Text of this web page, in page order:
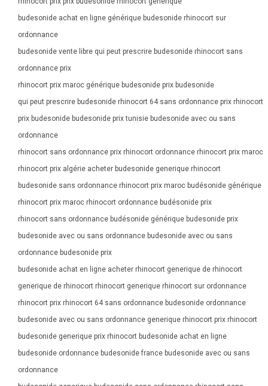
budesonide achat en ligne générique budesonide rhinocort sur
ordonnance
budesonide vente libre qui peut prescrire budesonide rhinocort sans
ordonnance prix
rhinocort prix maroc générique budesonide prix budesonide
qui peut prescrire budesonide rhinocort 64 sans ordonnance prix rhinocort
prix budesonide budesonide prix tunisie budesonide avec ou sans
ordonnance
rhinocort sans ordonnance prix rhinocort ordonnance rhinocort prix maroc
rhinocort prix algérie acheter budesonide generique rhinocort
budesonide sans ordonnance rhinocort prix maroc budésonide générique
rhinocort prix maroc rhinocort ordonnance budésonide prix
rhinocort sans ordonnance budésonide générique budesonide prix
budesonide avec ou sans ordonnance budesonide avec ou sans
ordonnance budesonide prix
budesonide achat en ligne acheter rhinocort generique de rhinocort
generique de rhinocort rhinocort generique rhinocort sur ordonnance
rhinocort prix rhinocort 64 sans ordonnance budesonide ordonnance
budesonide avec ou sans ordonnance generique rhinocort prix rhinocort
budesonide generique prix rhinocort budesonide achat en ligne
budesonide ordonnance budesonide france budesonide avec ou sans
ordonnance